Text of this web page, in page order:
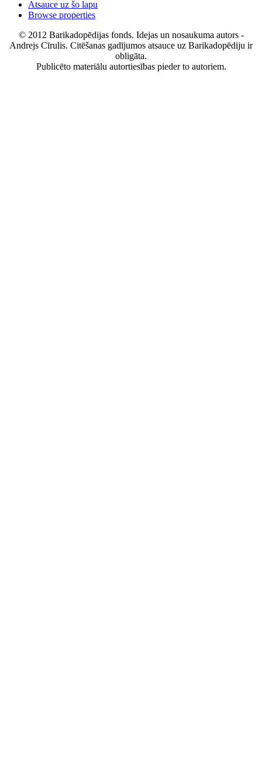
Atsauce uz šo lapu
Browse properties
© 2012 Barikadopēdijas fonds. Idejas un nosaukuma autors -
Andrejs Cīrulis. Citēšanas gadījumos atsauce uz Barikadopēdiju ir
obligāta.
Publicēto materiālu autortiesības pieder to autoriem.